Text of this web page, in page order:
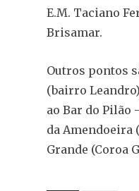
E.M. Taciano
Brisamar.
Outros pontos
(bairro
ao Bar do Pilão
da Amendoeira
Grande (Coroa